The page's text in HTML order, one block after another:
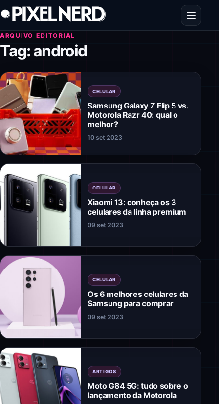
Pular para o conteúdo
Abrir
ARQUIVO EDITORIAL
Tag:android
CELULAR
Samsung Galaxy Z Flip 5 vs.
Motorola Razr 40: qual o
melhor?
10 set 2023
CELULAR
Xiaomi 13: conheça os 3
celulares da linha premium
09 set 2023
CELULAR
Os 6 melhores celulares da
Samsung para comprar
09 set 2023
ARTIGOS
Moto G84 5G: tudo sobre o
lançamento da Motorola